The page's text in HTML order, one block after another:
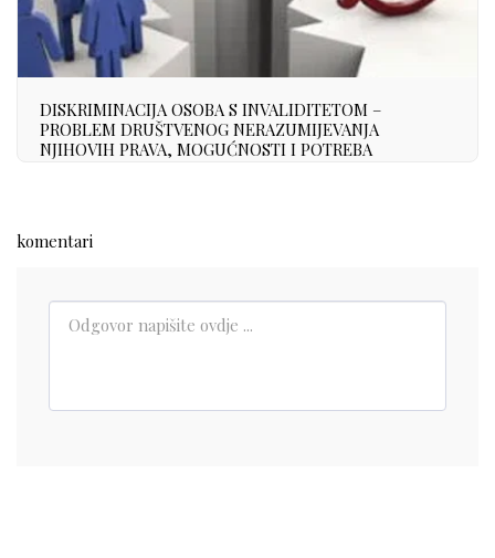
DISKRIMINACIJA OSOBA S INVALIDITETOM –
PROBLEM DRUŠTVENOG NERAZUMIJEVANJA
NJIHOVIH PRAVA, MOGUĆNOSTI I POTREBA
komentari